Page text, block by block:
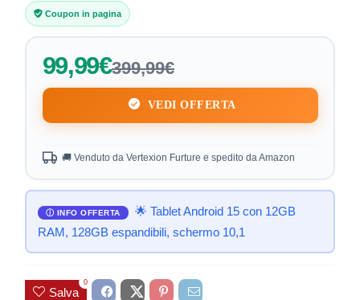
Coupon in pagina
99,99€399,99€
VEDI OFFERTA
🚚 Venduto da Vertexion Furture e spedito da Amazon
🌟 Tablet Android 15 con 12GB
RAM, 128GB espandibili, schermo 10,1
Salva
0